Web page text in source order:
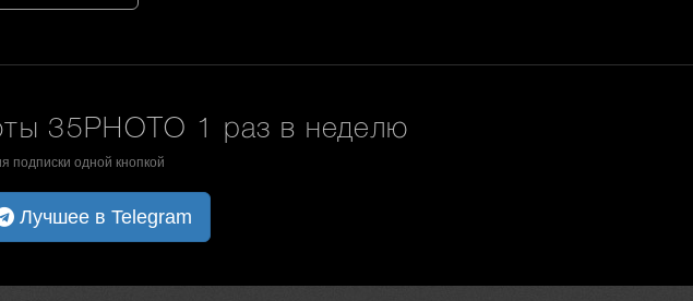
35PHOTO 1 раз в неделю
подписки одной кнопкой
Лучшее в Telegram